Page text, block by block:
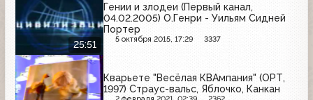
25:51
Гении и злодеи (Первый канал,
04.02.2005) О.Генри - Уильям Сидней
Портер
5 октября 2015, 17:29 3337
Кварьете "Весёлая КВАмпания" (ОРТ,
1997) Страус-вальс, Яблочко, Канкан